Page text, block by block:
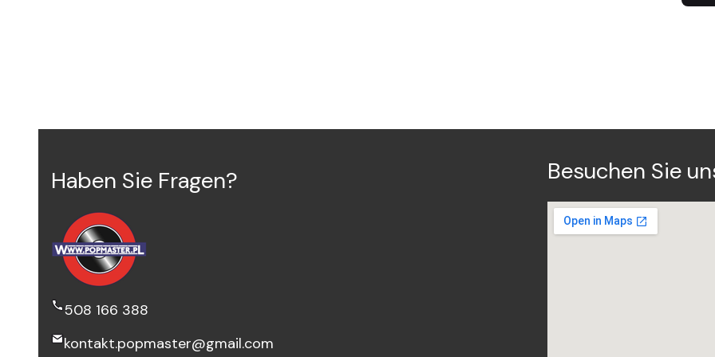
Haben Sie Fragen?
508 166 388
kontakt.popmaster@gmail.com
Besuchen Sie